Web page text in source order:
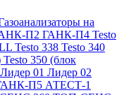
на
П2 ГАНК-П4 Testo
Testo 338 Testo 340
Testo 350 (блок
Лидер 01 Лидер 02
П5 АТЕСТ-1